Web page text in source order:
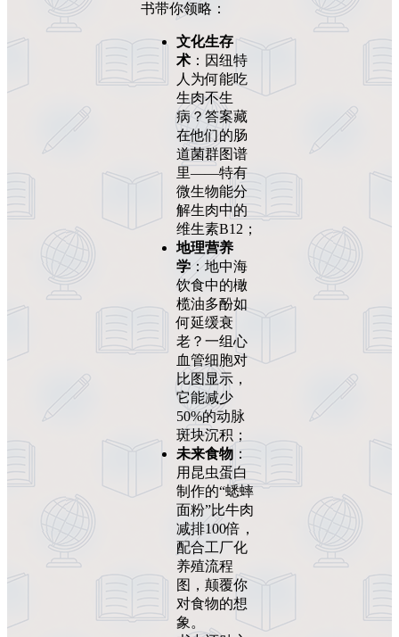
书带你领略：
文化生存
术 ：因纽特
人为何能吃
生肉不生
病？答案藏
在他们的肠
道菌群图谱
里——特有
微生物能分
解生肉中的
维生素B12；
地理营养
学 ：地中海
饮食中的橄
榄油多酚如
何延缓衰
老？一组心
血管细胞对
比图显示，
它能减少
50%的动脉
斑块沉积；
未来食物 ：
用昆虫蛋白
制作的“蟋蟀
面粉”比牛肉
减排100倍，
配合工厂化
养殖流程
图，颠覆你
对食物的想
象。